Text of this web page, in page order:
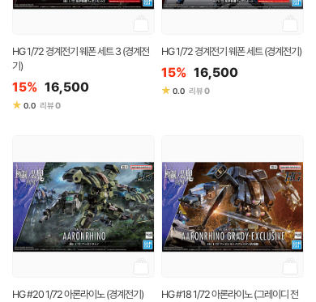
HG 1/72 경계전기 웨폰 세트 3 (경계전
기)
15% 16,500
★ 0.0 리뷰0
HG 1/72 경계전기 웨폰 세트 (경계전기)
15% 16,500
★ 0.0 리뷰0
HG #20 1/72 아론라이노 (경계전기)
HG #18 1/72 아론라이노 (그레이디 전